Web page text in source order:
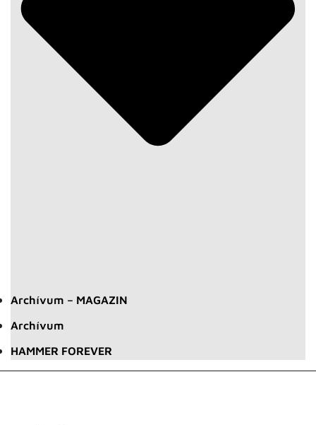
Archívum – MAGAZIN
Archívum
HAMMER FOREVER